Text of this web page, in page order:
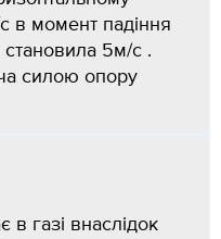
в момент падіння
5м/с .
силою опору
в газі внаслідок